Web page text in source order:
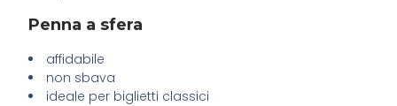
Penna a sfera
affidabile
non sbava
ideale per biglietti classici